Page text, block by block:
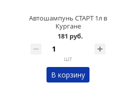
Автошампунь СТАРТ 1л в
Кургане
181 руб.
шт
В корзину